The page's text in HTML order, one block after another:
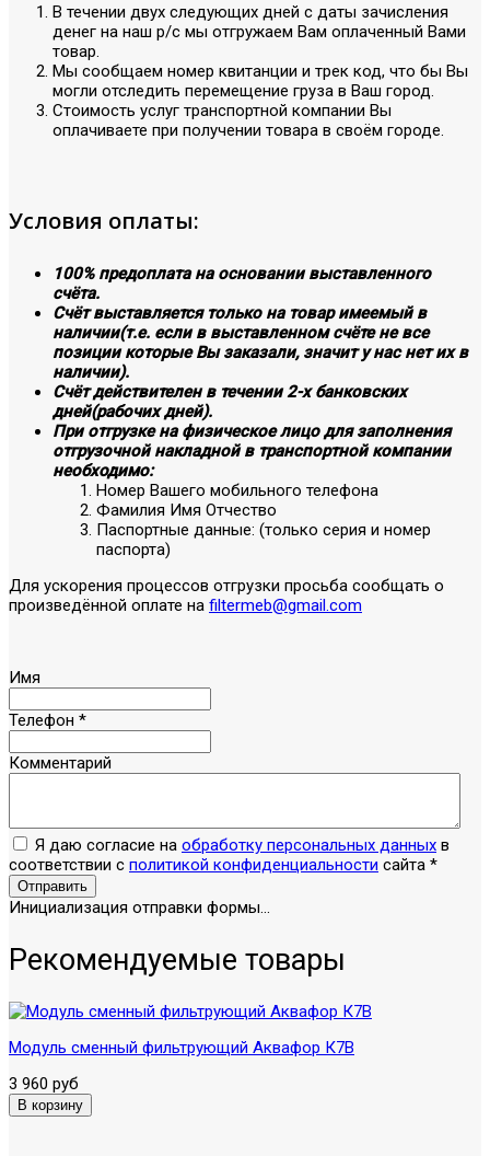
В течении двух следующих дней с даты зачисления
денег на наш р/с мы отгружаем Вам оплаченный Вами
товар.
Мы сообщаем номер квитанции и трек код, что бы Вы
могли отследить перемещение груза в Ваш город.
Стоимость услуг транспортной компании Вы
оплачиваете при получении товара в своём городе.
Условия оплаты:
100% предоплата на основании выставленного
счёта.
Счёт выставляется только на товар имеемый в
наличии(т.е. если в выставленном счёте не все
позиции которые Вы заказали, значит у нас нет их в
наличии).
Счёт действителен в течении 2-х банковских
дней(рабочих дней).
При отгрузке на физическое лицо для заполнения
отгрузочной накладной в транспортной компании
необходимо:
Номер Вашего мобильного телефона
Фамилия Имя Отчество
Паспортные данные: (только серия и номер
паспорта)
Для ускорения процессов отгрузки просьба сообщать о
произведённой оплате на filtermeb@gmail.com
Имя
Телефон *
Комментарий
Я даю согласие на обработку персональных данных в
соответствии с политикой конфиденциальности сайта *
Отправить
Инициализация отправки формы...
Рекомендуемые товары
Модуль сменный фильтрующий Аквафор К7В
3 960 руб